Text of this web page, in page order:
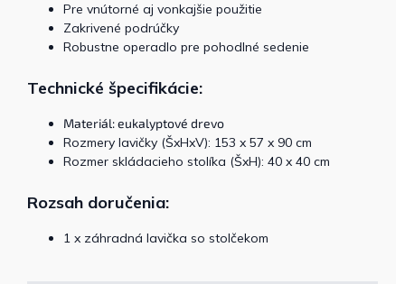
Pre vnútorné aj vonkajšie použitie
Zakrivené podrúčky
Robustne operadlo pre pohodlné sedenie
Technické špecifikácie:
Materiál: eukalyptové drevo
Rozmery lavičky (ŠxHxV): 153 x 57 x 90 cm
Rozmer skládacieho stolíka (ŠxH): 40 x 40 cm
Rozsah doručenia:
1 x záhradná lavička so stolčekom